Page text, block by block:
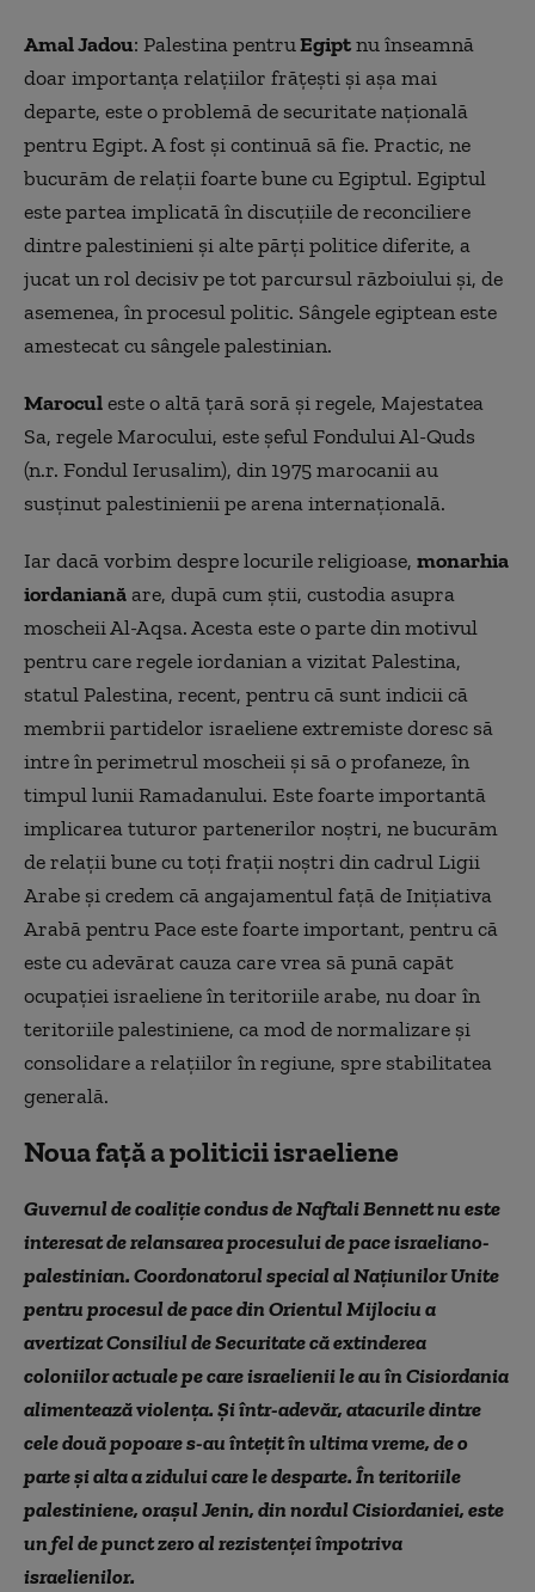
Amal Jadou: Palestina pentruEgiptnu înseamnă
doar importanța relațiilor frățești și aşa mai
departe, este o problemă de securitate națională
pentru Egipt. A fost şi continuă să fie. Practic, ne
bucurăm de relații foarte bune cu Egiptul. Egiptul
este partea implicată în discuțiile de reconciliere
dintre palestinieni și alte părţi politice diferite, a
jucat un rol decisiv pe tot parcursul războiului și, de
asemenea, în procesul politic. Sângele egiptean este
amestecat cu sângele palestinian.
Maroculeste o altă țară soră și regele, Majestatea
Sa, regele Marocului, este şeful Fondului Al-Quds
(n.r. Fondul Ierusalim), din 1975 marocanii au
susținut palestinienii pe arena internațională.
Iar dacă vorbim despre locurile religioase, monarhia
iordanianăare, după cum ştii, custodia asupra
moscheii Al-Aqsa. Acesta este o parte din motivul
pentru care regele iordanian a vizitat Palestina,
statul Palestina, recent, pentru că sunt indicii că
membrii partidelor israeliene extremiste doresc să
intre în perimetrul moscheii și să o profaneze, în
timpul lunii Ramadanului. Este foarte importantă
implicarea tuturor partenerilor noștri, ne bucurăm
de relații bune cu toți frații noștri din cadrul Ligii
Arabe și credem că angajamentul față de Inițiativa
Arabă pentru Pace este foarte important, pentru că
este cu adevărat cauza care vrea să pună capăt
ocupației israeliene în teritoriile arabe, nu doar în
teritoriile palestiniene, ca mod de normalizare şi
consolidare a relaţiilor în regiune, spre stabilitatea
generală.
Noua față a politicii israeliene
Guvernul de coaliție condus de Naftali Bennett nu este
interesat de relansarea procesului de pace israeliano-
palestinian. Coordonatorul special al Națiunilor Unite
pentru procesul de pace din Orientul Mijlociu a
avertizat Consiliul de Securitate că extinderea
coloniilor actuale pe care israelienii le au în Cisiordania
alimentează violența. Și într-adevăr, atacurile dintre
cele două popoare s-au întețit în ultima vreme, de o
parte și alta a zidului care le desparte. În teritoriile
palestiniene, orașul Jenin, din nordul Cisiordaniei, este
un fel de punct zero al rezistenței împotriva
israelienilor.